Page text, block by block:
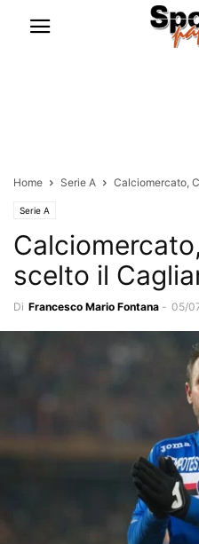
Home Serie A Calciomercato,
Serie A
scelto il
Di Francesco Mario Fontana - 05/